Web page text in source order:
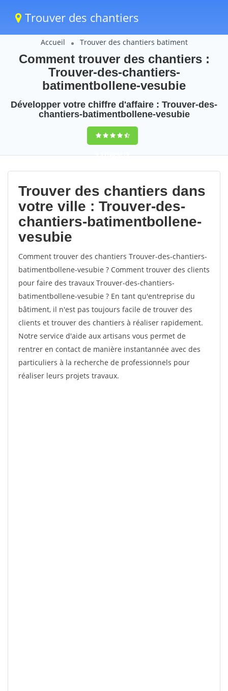
Trouver des chantiers
Accueil Trouver des chantiers batiment
Comment trouver des chantiers :
Trouver-des-chantiers-
batimentbollene-vesubie
Développer votre chiffre d'affaire : Trouver-des-
chantiers-batimentbollene-vesubie
9,5(100%)75
votes
Trouver des chantiers dans
votre ville : Trouver-des-
chantiers-batimentbollene-
vesubie
Comment trouver des chantiers Trouver-des-chantiers-
batimentbollene-vesubie ? Comment trouver des clients
pour faire des travaux Trouver-des-chantiers-
batimentbollene-vesubie ? En tant qu'entreprise du
bâtiment, il n'est pas toujours facile de trouver des
clients et trouver des chantiers à réaliser rapidement.
Notre service d'aide aux artisans vous permet de
rentrer en contact de manière instantannée avec des
particuliers à la recherche de professionnels pour
réaliser leurs projets travaux.